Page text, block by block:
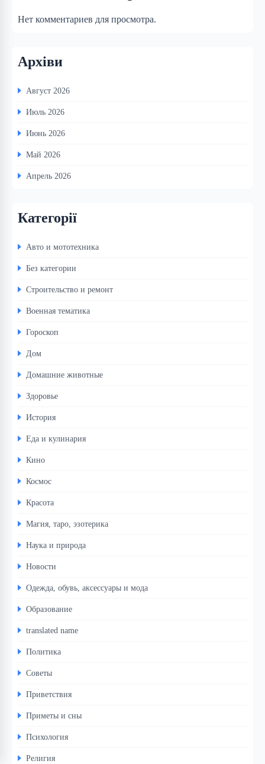
Нет комментариев для просмотра.
Архіви
Август 2026
Июль 2026
Июнь 2026
Май 2026
Апрель 2026
Категорії
Авто и мототехника
Без категории
Строительство и ремонт
Военная тематика
Гороскоп
Дом
Домашние животные
Здоровье
История
Еда и кулинария
Кино
Космос
Красота
Магия, таро, эзотерика
Наука и природа
Новости
Одежда, обувь, аксессуары и мода
Образование
translated name
Политика
Советы
Приветствия
Приметы и сны
Психология
Религия